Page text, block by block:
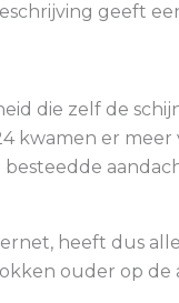
geeft
die zelf de
kwamen er
besteedde
heeft dus
ouder op